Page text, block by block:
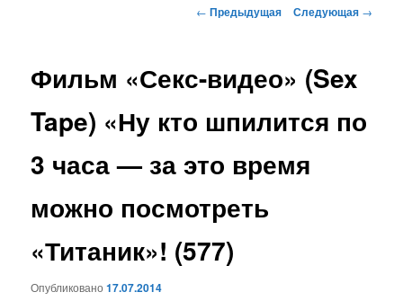
основному
Навигация
← Предыдущая Следующая →
Фильм «Секс-видео» (Sex
Tape) «Ну кто шпилится по
3 часа — за это время
можно посмотреть
«Титаник»! (577)
Опубликовано17.07.2014